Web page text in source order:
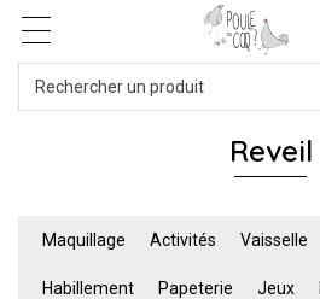
Reveil
Maquillage Activités Vaisselle
Habillement Papeterie Jeux